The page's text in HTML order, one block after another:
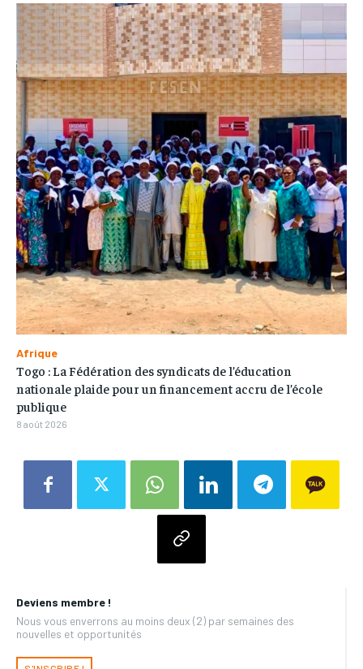
Deviens membre !
Nous vous enverrons au moins deux (2) par semaines des
nouvelles et opportunités
Afrique
Togo : La Fédération des syndicats de l’éducation
nationale plaide pour un financement accru de l’école
publique
8 août 2026